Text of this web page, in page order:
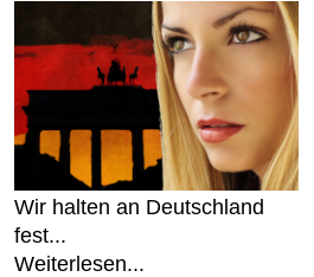
Wir halten an Deutschland
fest...
Weiterlesen...